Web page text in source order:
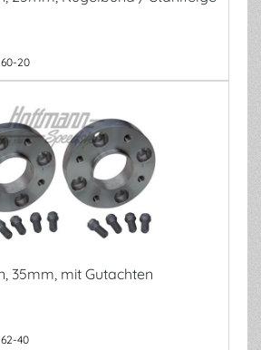
20
35mm, mit Gutachten
40